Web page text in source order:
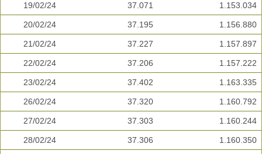
19/02/24 37.071 1.153.034
20/02/24 37.195 1.156.880
21/02/24 37.227 1.157.897
22/02/24 37.206 1.157.222
23/02/24 37.402 1.163.335
26/02/24 37.320 1.160.792
27/02/24 37.303 1.160.244
28/02/24 37.306 1.160.350